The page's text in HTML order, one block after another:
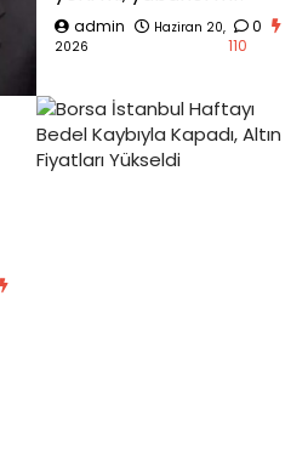
admin
Haziran 20,
2026
0
110